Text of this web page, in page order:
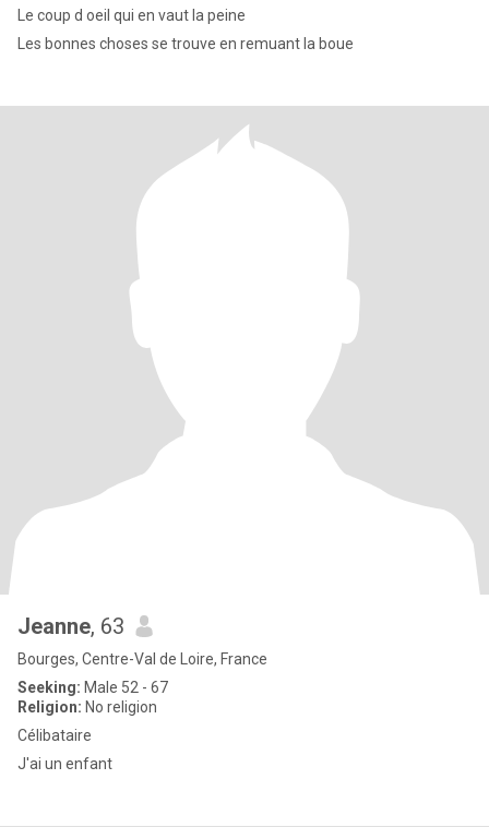
Le coup d oeil qui en vaut la peine
Les bonnes choses se trouve en remuant la boue
Jeanne, 63
Bourges, Centre-Val de Loire, France
Seeking: Male 52 - 67
Religion: No religion
Célibataire
J'ai un enfant